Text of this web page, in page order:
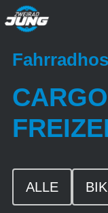
ALLE